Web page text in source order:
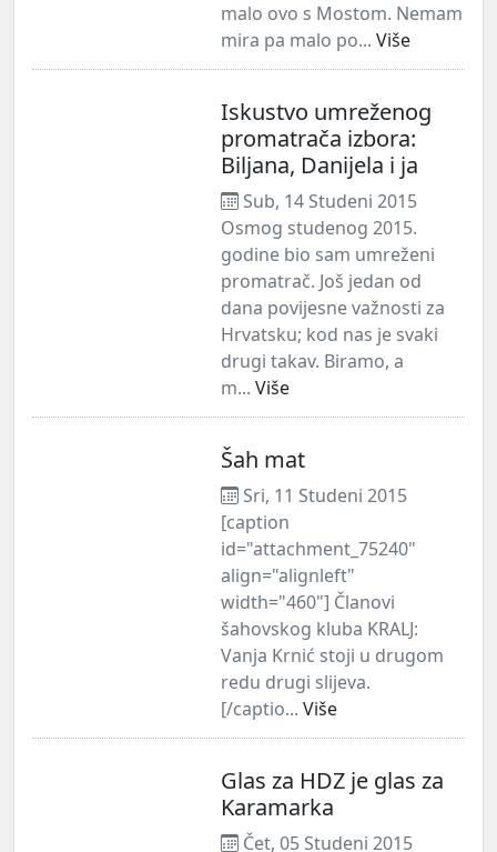
malo ovo s Mostom. Nemam
mira pa malo po... Više
Iskustvo umreženog
promatrača izbora:
Biljana, Danijela i ja
Sub, 14 Studeni 2015
Osmog studenog 2015.
godine bio sam umreženi
promatrač. Još jedan od
dana povijesne važnosti za
Hrvatsku; kod nas je svaki
drugi takav. Biramo, a
m... Više
Šah mat
Sri, 11 Studeni 2015
[caption
id="attachment_75240"
align="alignleft"
width="460"] Članovi
šahovskog kluba KRALJ:
Vanja Krnić stoji u drugom
redu drugi slijeva.
[/captio... Više
Glas za HDZ je glas za
Karamarka
Čet, 05 Studeni 2015